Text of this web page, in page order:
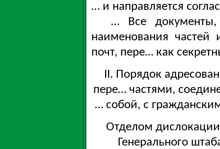
… и направляется
… Все документы,
наименования
почт, пере… как
II. Порядок
пере… частями,
… собой, с
Отделом
Генерального